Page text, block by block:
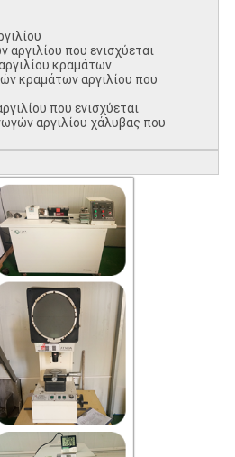
αργιλίου που ενισχύεται
κραμάτων
κραμάτων αργιλίου που
που ενισχύεται
αργιλίου χάλυβας που